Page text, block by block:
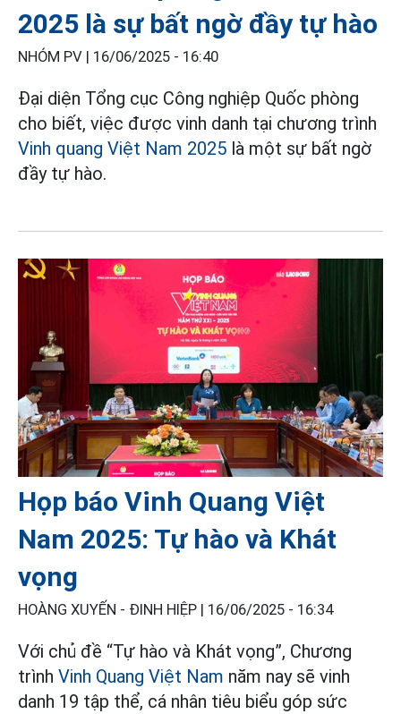
2025 là sự bất ngờ đầy tự hào
NHÓM PV | 16/06/2025 - 16:40
Đại diện Tổng cục Công nghiệp Quốc phòng
cho biết, việc được vinh danh tại chương trình
Vinh quang Việt Nam 2025 là một sự bất ngờ
đầy tự hào.
Họp báo Vinh Quang Việt
Nam 2025: Tự hào và Khát
vọng
HOÀNG XUYẾN - ĐINH HIỆP | 16/06/2025 - 16:34
Với chủ đề “Tự hào và Khát vọng”, Chương
trình Vinh Quang Việt Nam năm nay sẽ vinh
danh 19 tập thể, cá nhân tiêu biểu góp sức